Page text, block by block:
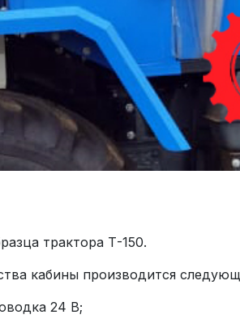
трактора Т-150.
кабины производится
24 В;